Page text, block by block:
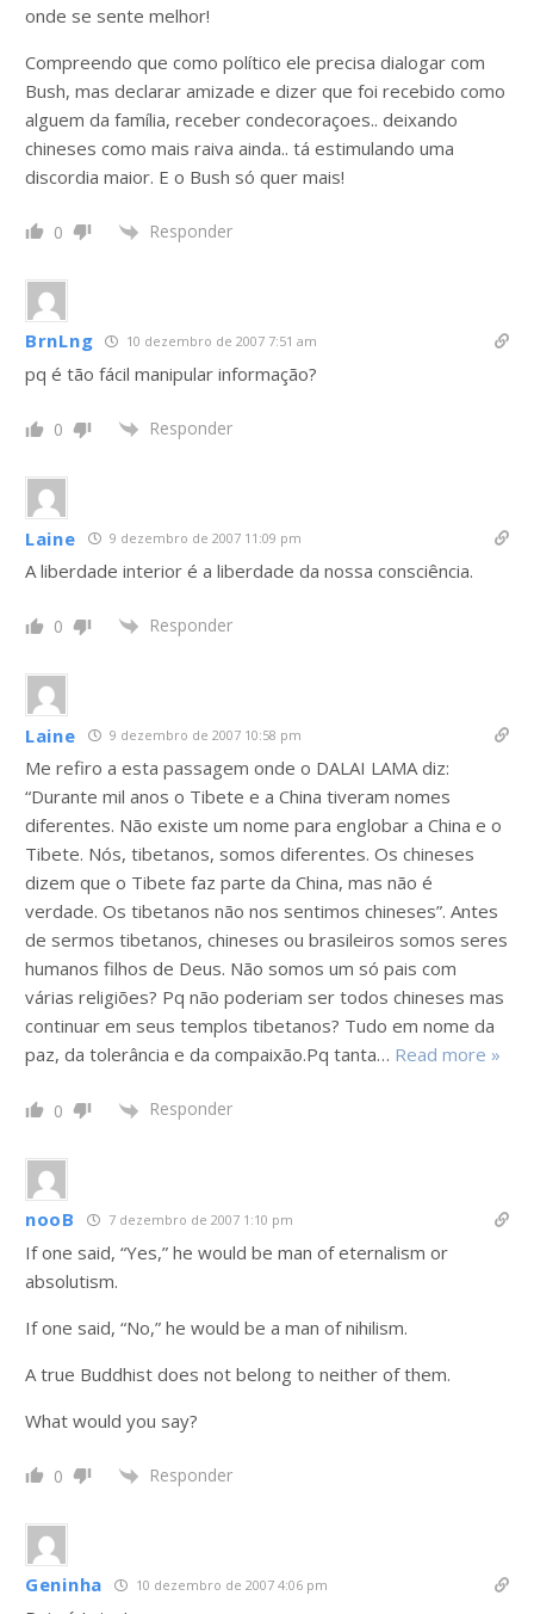
onde se sente melhor!
Compreendo que como político ele precisa dialogar com
Bush, mas declarar amizade e dizer que foi recebido como
alguem da família, receber condecoraçoes.. deixando
chineses como mais raiva ainda.. tá estimulando uma
discordia maior. E o Bush só quer mais!
0 Responder
BrnLng 10 dezembro de 2007 7:51 am
pq é tão fácil manipular informação?
0 Responder
Laine 9 dezembro de 2007 11:09 pm
A liberdade interior é a liberdade da nossa consciência.
0 Responder
Laine 9 dezembro de 2007 10:58 pm
Me refiro a esta passagem onde o DALAI LAMA diz:
“Durante mil anos o Tibete e a China tiveram nomes
diferentes. Não existe um nome para englobar a China e o
Tibete. Nós, tibetanos, somos diferentes. Os chineses
dizem que o Tibete faz parte da China, mas não é
verdade. Os tibetanos não nos sentimos chineses”. Antes
de sermos tibetanos, chineses ou brasileiros somos seres
humanos filhos de Deus. Não somos um só pais com
várias religiões? Pq não poderiam ser todos chineses mas
continuar em seus templos tibetanos? Tudo em nome da
paz, da tolerância e da compaixão.Pq tanta… Read more »
0 Responder
nooB 7 dezembro de 2007 1:10 pm
If one said, “Yes,” he would be man of eternalism or
absolutism.
If one said, “No,” he would be a man of nihilism.
A true Buddhist does not belong to neither of them.
What would you say?
0 Responder
Geninha 10 dezembro de 2007 4:06 pm